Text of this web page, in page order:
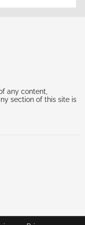
any content,
section of this site is